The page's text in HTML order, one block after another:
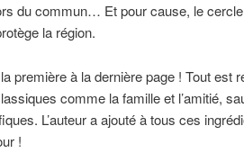
du commun… Et pour cause, le
la région.
première à la dernière page ! Tout est
comme la famille et l’amitié,
L’auteur a ajouté à tous ces
!